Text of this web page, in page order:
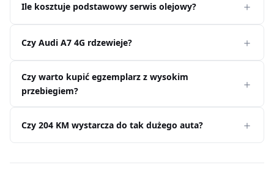
Ile kosztuje podstawowy serwis olejowy?
Czy Audi A7 4G rdzewieje?
Czy warto kupić egzemplarz z wysokim
przebiegiem?
Czy 204 KM wystarcza do tak dużego auta?